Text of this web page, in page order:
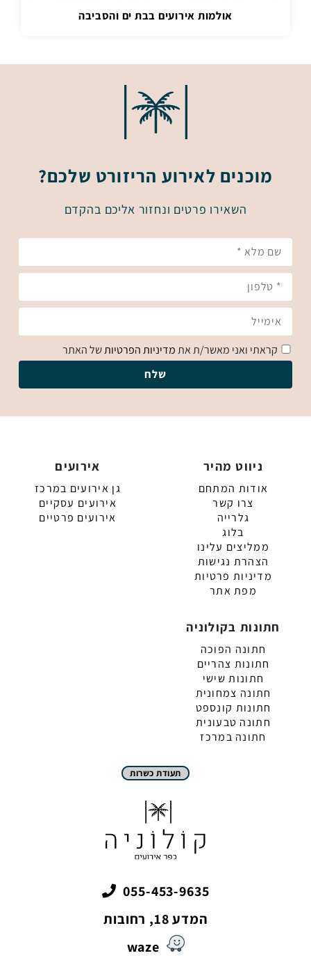
אולמות אירועים בבת ים והסביבה
מוכנים לאירוע הריזורט שלכם?
השאירו פרטים ונחזור אליכם בהקדם
קראתי ואני מאשר/ת אתמדיניות הפרטיותשל האתר
ניווט מהיר
אודות המתחם
צרו קשר
גלרייה
בלוג
ממליצים עלינו
הצהרת נגישות
מדיניות פרטיות
מפת אתר
אירועים
גן אירועים במרכז
אירועים עסקיים
אירועים פרטיים
055-453-9635
המדע 18, רחובות
תעודת כשרות
חתונות בקולוניה
חתונה הפוכה
חתונות צהריים
חתונות שישי
חתונה צמחונית
חתונות קונספט
חתונה טבעונית
חתונה במרכז